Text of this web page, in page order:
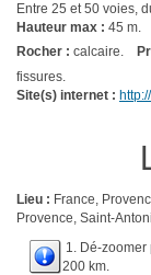
Entre 25 et 50 voies,
Hauteur max : 45 m.
Rocher : calcaire.
fissures.
Site(s) internet :
Lieu : France,
Provence, Saint-
1. Dé-zoomer
200 km.